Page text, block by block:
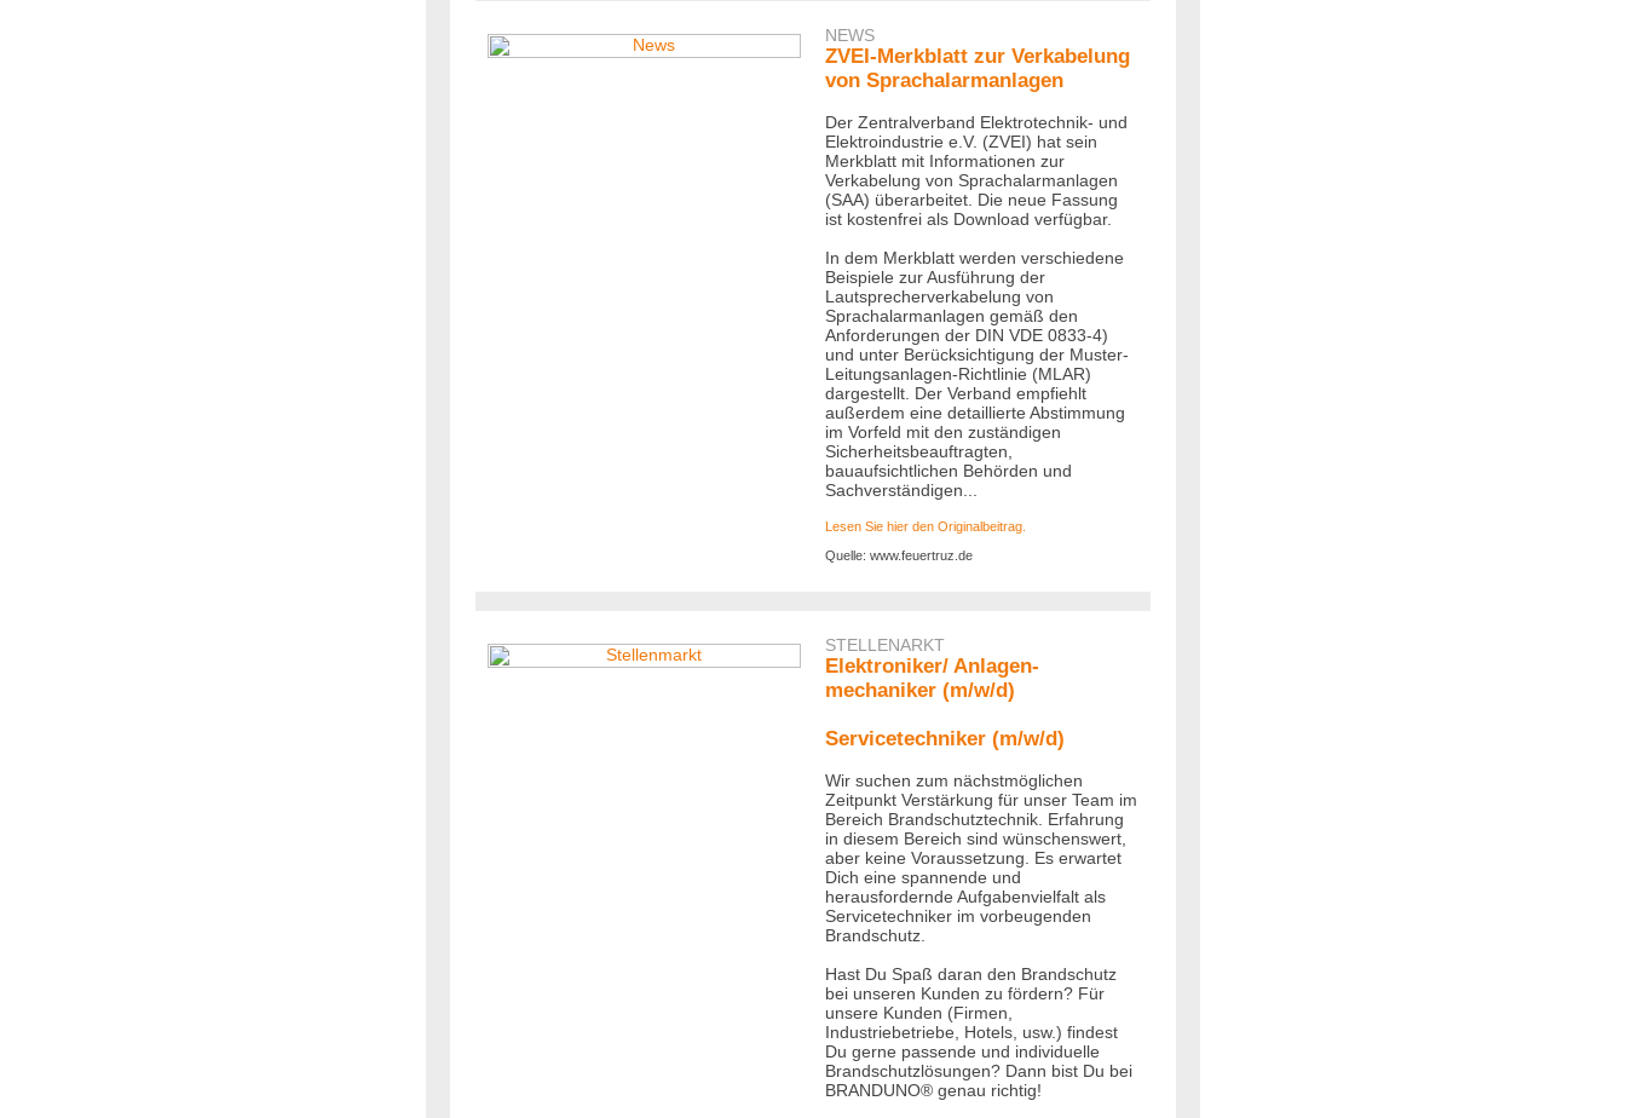
NEWS
ZVEI-Merkblatt zur Verkabelung
von Sprachalarmanlagen
Der Zentralverband Elektrotechnik- und
Elektroindustrie e.V. (ZVEI) hat sein
Merkblatt mit Informationen zur
Verkabelung von Sprachalarmanlagen
(SAA) überarbeitet. Die neue Fassung
ist kostenfrei als Download verfügbar.
In dem Merkblatt werden verschiedene
Beispiele zur Ausführung der
Lautsprecherverkabelung von
Sprachalarmanlagen gemäß den
Anforderungen der DIN VDE 0833-4)
und unter Berücksichtigung der Muster-
Leitungsanlagen-Richtlinie (MLAR)
dargestellt. Der Verband empfiehlt
außerdem eine detaillierte Abstimmung
im Vorfeld mit den zuständigen
Sicherheitsbeauftragten,
bauaufsichtlichen Behörden und
Sachverständigen...
Lesen Sie hier den Originalbeitrag.
Quelle: www.feuertruz.de
STELLENARKT
Elektroniker/ Anlagen-
mechaniker (m/w/d)
Servicetechniker (m/w/d)
Wir suchen zum nächstmöglichen
Zeitpunkt Verstärkung für unser Team im
Bereich Brandschutztechnik. Erfahrung
in diesem Bereich sind wünschenswert,
aber keine Voraussetzung. Es erwartet
Dich eine spannende und
herausfordernde Aufgabenvielfalt als
Servicetechniker im vorbeugenden
Brandschutz.
Hast Du Spaß daran den Brandschutz
bei unseren Kunden zu fördern? Für
unsere Kunden (Firmen,
Industriebetriebe, Hotels, usw.) findest
Du gerne passende und individuelle
Brandschutzlösungen? Dann bist Du bei
BRANDUNO® genau richtig!